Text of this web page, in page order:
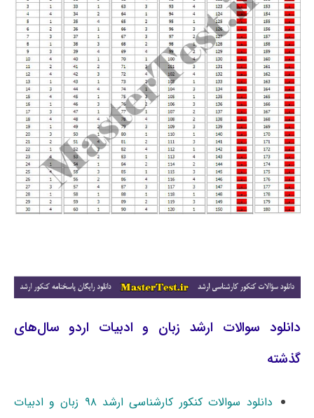
دانلود سوالات ارشد زبان و ادبیات اردو سال‌های
گذشته
دانلود سوالات کنکور کارشناسی ارشد ۹۸ زبان و ادبیات